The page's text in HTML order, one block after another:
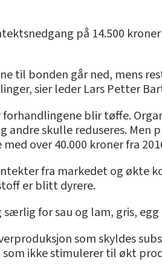
på 14.500
til bonden går ned, mens
sier leder Lars Petter
blir tøffe.
skulle reduseres. Men
over 40.000 kroner fra
fra markedet og økte
er blitt dyrere.
for sau og lam, gris,
som skyldes
ikke stimulerer til økt